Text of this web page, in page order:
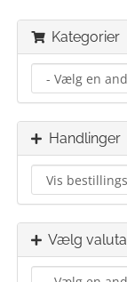
Kategorier
Handlinger
Vælg valuta